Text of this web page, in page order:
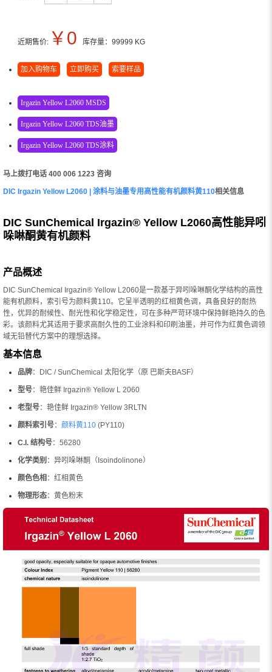
近期售价: ￥0 库存量： 99999 KG
加入购物车 立即购买 索要样品
Irgazin Yellow L2060 MSDS
Irgazin Yellow L2060 TDS油墨
Irgazin Yellow L2060 TDS涂料
马上拨打电话 400 006 1223 咨询
DIC Irgazin Yellow L2060 | 涂料与油墨专用高性能有机颜料黄110相关信息
DIC SunChemical Irgazin® Yellow L2060高性能异吲
哚啉酮黄有机颜料
产品概述
DIC SunChemical Irgazin® Yellow L2060是一款基于异吲哚啉酮化学结构的高性
能有机颜料，索引号为颜料黄110。它呈半透明的红相黄色调，具备良好的耐热
性，优异的耐候性、耐光性和化学稳定性，可在多种严苛环境中保持鲜艳持久的色
彩。该颜料尤其适用于要求高耐久性的工业涂料和印刷油墨，并可作为红黄色调领
域无铅替代方案中的理想选择。
基本信息
品牌：DIC / SunChemical 太阳化学（原 巴斯夫BASF）
型号：艳佳鲜 Irgazin® Yellow L 2060
老型号：艳佳鲜 Irgazin® Yellow 3RLTN
颜料索引号： 颜料黄110 (PY110)
C.I. 结构号：56280
化学类别 ：异吲哚啉酮（Isoindolinone）
颜色色相 ：红相黄色
物理形态：黄色粉末